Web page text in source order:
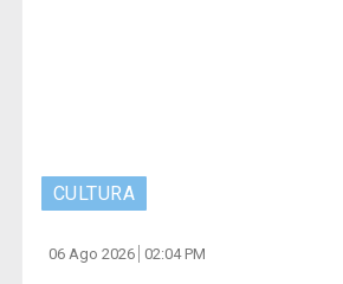
CULTURA
06 Ago 2026 02:04 PM